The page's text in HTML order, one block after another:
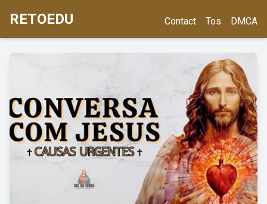
RETOEDU Contact Tos DMCA